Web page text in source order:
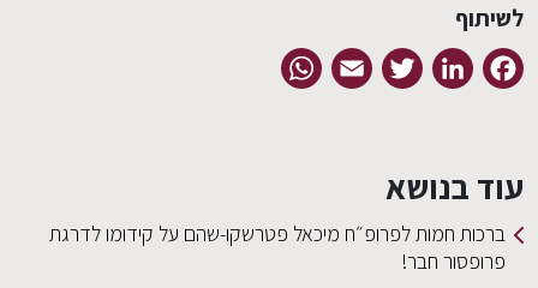
לשיתוף
Facebook
LinkedIn
Twitter
Email
עוד בנושא
ברכות חמות לפרופ״ח מיכאל פטרשקו-שהם על קידומו לדרגת
פרופסור חבר!